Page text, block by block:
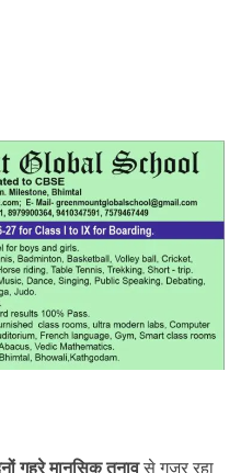
गहरे मानसिक तनावसे गुजर रहा